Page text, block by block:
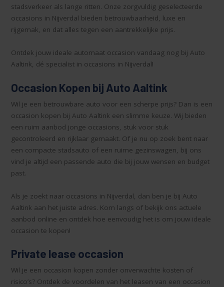
stadsverkeer als lange ritten. Onze zorgvuldig geselecteerde
occasions in Nijverdal bieden betrouwbaarheid, luxe en
rijgemak, en dat alles tegen een aantrekkelijke prijs.
Ontdek jouw ideale automaat occasion vandaag nog bij Auto
Aaltink, dé specialist in occasions in Nijverdal!
Occasion Kopen bij Auto Aaltink
Wil je een betrouwbare auto voor een scherpe prijs? Dan is een
occasion kopen bij Auto Aaltink een slimme keuze. Wij bieden
een ruim aanbod jonge occasions, stuk voor stuk
gecontroleerd en rijklaar gemaakt. Of je nu op zoek bent naar
een compacte stadsauto of een ruime gezinswagen, bij ons
vind je altijd een passende auto die bij jouw wensen en budget
past.
Als je zoekt naar occasions in Nijverdal, dan ben je bij Auto
Aaltink aan het juiste adres. Kom langs of bekijk ons actuele
aanbod online en ontdek hoe eenvoudig het is om jouw ideale
occasion te kopen!
Private lease occasion
Wil je een occasion kopen zonder onverwachte kosten of
risico’s? Ontdek de voordelen van het leasen van een occasion